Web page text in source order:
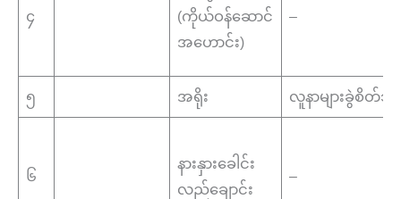
၄
(ကိုယ်ဝန်ဆောင်
အဟောင်း)
–
၅ အရိုး လူနာများခွဲစိတ်
၆
နားနှားခေါင်း
လည်ချောင်း
–